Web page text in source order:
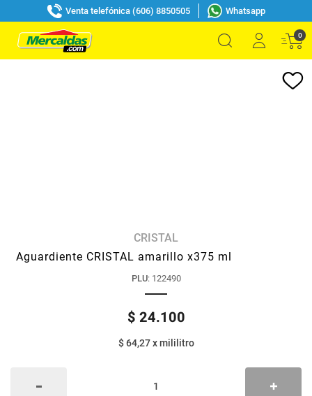
Venta telefónica (606) 8850505 Whatsapp
0
CRISTAL
Aguardiente CRISTAL amarillo x375 ml
PLU: 122490
$ 24.100
$ 64,27xmililitro